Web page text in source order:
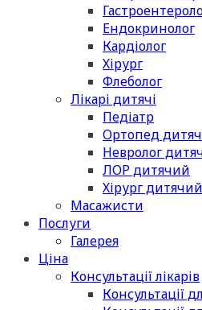
Ендокринолог
Кардіолог
Хірург
Флеболог
Лікарі дитячі
Педіатр
Ортопед
Невролог
ЛОР дитячий
Хірург дитячий
Масажисти
Послуги
Галерея
Ціна
Консультації лікарів
Консультації